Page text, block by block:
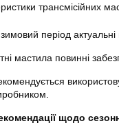
трансмісійних
період
мастила повинні
щодо